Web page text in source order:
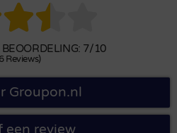

7/10
Reviews)
Groupon.nl
een review